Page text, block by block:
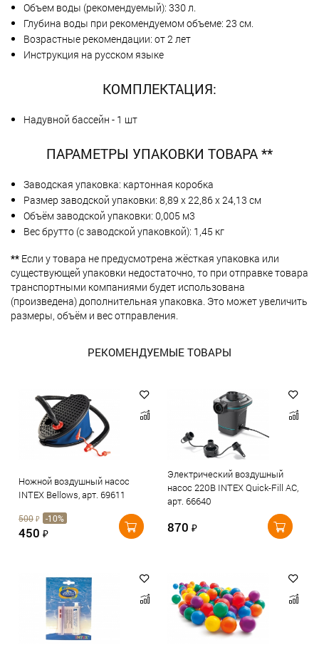
Объем воды (рекомендуемый): 330 л.
Глубина воды при рекомендуемом объеме: 23 см.
Возрастные рекомендации: от 2 лет
Инструкция на русском языке
КОМПЛЕКТАЦИЯ:
Надувной бассейн - 1 шт
ПАРАМЕТРЫ УПАКОВКИ ТОВАРА **
Заводская упаковка: картонная коробка
Размер заводской упаковки: 8,89 х 22,86 х 24,13 см
Объём заводской упаковки: 0,005 м3
Вес брутто (с заводской упаковкой): 1,45 кг
** Если у товара не предусмотрена жёсткая упаковка или
существующей упаковки недостаточно, то при отправке товара
транспортными компаниями будет использована
(произведена) дополнительная упаковка. Это может увеличить
размеры, объём и вес отправления.
РЕКОМЕНДУЕМЫЕ ТОВАРЫ
Ножной воздушный насос
INTEX Bellows, арт. 69611
500 ₽ -10%
450 ₽
Электрический воздушный
насос 220В INTEX Quick-Fill AC,
арт. 66640
870 ₽